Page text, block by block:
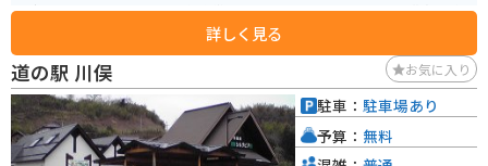
弁当」というのもあります。価格帯はリーズナブルで、ボリューム満点の料
理を楽しむことができます。店内は広々としており、ファミリーやグループ
での利用にも適しています。テレビ視聴できます。週刊少年ジャンプおいてあ
ります。寒い時期はお茶が無料で飲み放題。座敷もあります。大盛りにもでき
ます。
詳しく見る
道の駅 川俣 お気に入り
駐車： 駐車場あり
予算： 無料